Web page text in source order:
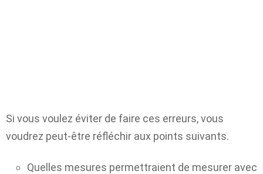
Si vous voulez éviter de faire ces erreurs, vous
voudrez peut-être réfléchir aux points suivants.
Quelles mesures permettraient de mesurer avec